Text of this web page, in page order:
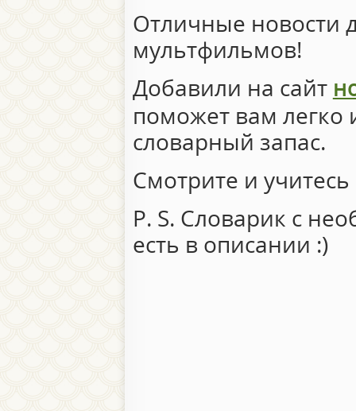
Отличные новости
мультфильмов!
Добавили на сайт
поможет вам легко
словарный запас.
Смотрите и
P. S. Словарик с
есть в описании :)